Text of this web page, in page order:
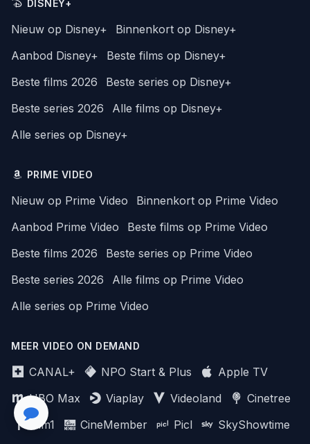
DISNEY+
Nieuw op Disney+
Binnenkort op Disney+
Aanbod Disney+
Beste films op Disney+
Beste films 2026
Beste series op Disney+
Beste series 2026
Alle films op Disney+
Alle series op Disney+
PRIME VIDEO
Nieuw op Prime Video
Binnenkort op Prime Video
Aanbod Prime Video
Beste films op Prime Video
Beste films 2026
Beste series op Prime Video
Beste series 2026
Alle films op Prime Video
Alle series op Prime Video
MEER VIDEO ON DEMAND
CANAL+ NPO Start & Plus
Apple TV
HBO Max
Viaplay Videoland
Cinetree
Film1
CineMember Picl
SkyShowtime